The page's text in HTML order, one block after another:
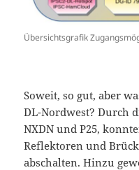
Übersichtsgrafik
Soweit, so gut, aber
DL-Nordwest? Durch
NXDN und P25,
Reflektoren und
abschalten. Hinzu